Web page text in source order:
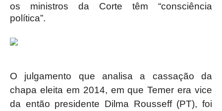
os ministros da Corte têm “consciência
política”.
O julgamento que analisa a cassação da
chapa eleita em 2014, em que Temer era vice
da então presidente Dilma Rousseff (PT), foi